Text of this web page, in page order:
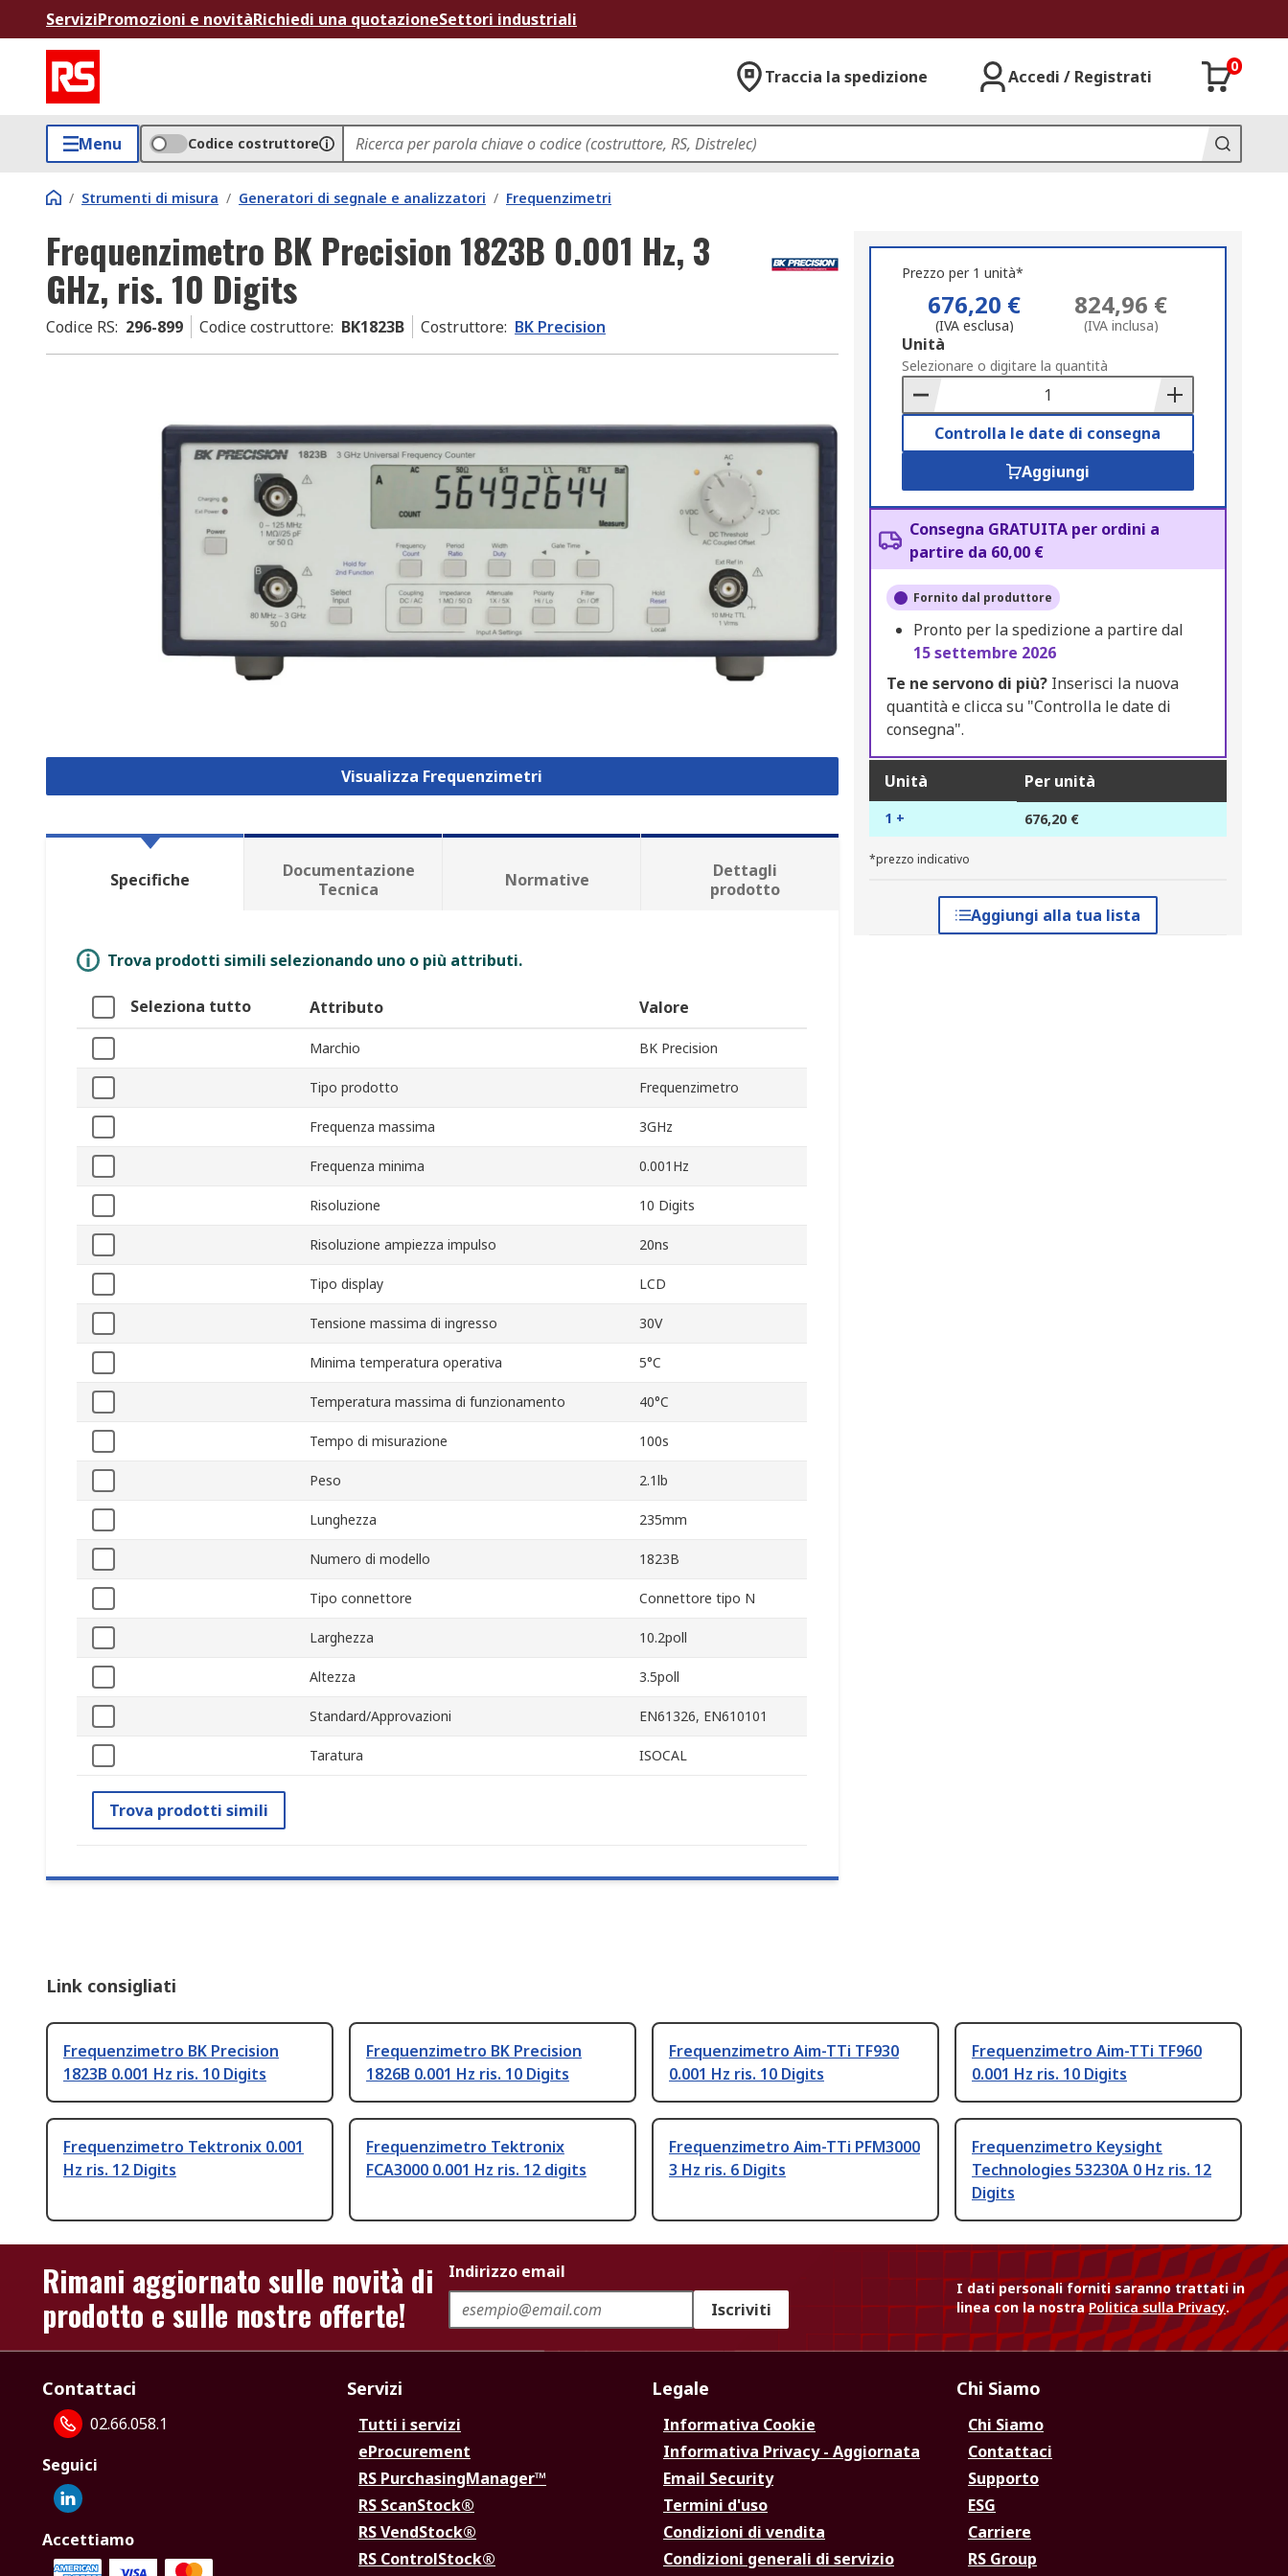
ServiziPromozioni e novitàRichiedi una quotazioneSettori industriali
Traccia la spedizione Accedi / Registrati
0
Menu Codice costruttore
/ Strumenti di misura / Generatori di segnale e analizzatori / Frequenzimetri
Frequenzimetro BK Precision 1823B 0.001 Hz, 3
GHz, ris. 10 Digits
Codice RS: 296-899 Codice costruttore: BK1823B Costruttore: BK Precision
Visualizza Frequenzimetri
Prezzo per 1 unità*
676,20 €
(IVA esclusa)
824,96 €
(IVA inclusa)
Add
to
Basket
Unità
Selezionare o digitare la quantità
Controlla le date di consegna
Aggiungi
Consegna GRATUITA per ordini a
partire da 60,00 €
Fornito dal produttore
Pronto per la spedizione a partire dal
15 settembre 2026
Te ne servono di più?Inserisci la nuova
quantità e clicca su "Controlla le date di
consegna".
Unità Per unità
1 + 676,20 €
*prezzo indicativo
Aggiungi alla tua lista
Specifiche
Documentazione
Tecnica
Normative
Dettagli
prodotto
Trova prodotti simili selezionando uno o più attributi.
Seleziona tutto Attributo Valore
Marchio BK Precision
Tipo prodotto Frequenzimetro
Frequenza massima 3GHz
Frequenza minima 0.001Hz
Risoluzione 10 Digits
Risoluzione ampiezza impulso 20ns
Tipo display LCD
Tensione massima di ingresso 30V
Minima temperatura operativa 5°C
Temperatura massima di funzionamento 40°C
Tempo di misurazione 100s
Peso 2.1lb
Lunghezza 235mm
Numero di modello 1823B
Tipo connettore Connettore tipo N
Larghezza 10.2poll
Altezza 3.5poll
Standard/Approvazioni EN61326, EN610101
Taratura ISOCAL
Trova prodotti simili
Link consigliati
Frequenzimetro BK Precision
1823B 0.001 Hz ris. 10 Digits
Frequenzimetro BK Precision
1826B 0.001 Hz ris. 10 Digits
Frequenzimetro Aim-TTi TF930
0.001 Hz ris. 10 Digits
Frequenzimetro Aim-TTi TF960
0.001 Hz ris. 10 Digits
Frequenzimetro Tektronix 0.001
Hz ris. 12 Digits
Frequenzimetro Tektronix
FCA3000 0.001 Hz ris. 12 digits
Frequenzimetro Aim-TTi PFM3000
3 Hz ris. 6 Digits
Frequenzimetro Keysight
Technologies 53230A 0 Hz ris. 12
Digits
Rimani aggiornato sulle novità di
prodotto e sulle nostre offerte!
Indirizzo email
Iscriviti
I dati personali forniti saranno trattati in
linea con la nostraPolitica sulla Privacy.
Contattaci
02.66.058.1
Seguici
Accettiamo
Servizi
Tutti i servizi
eProcurement
RS PurchasingManager™
RS ScanStock®
RS VendStock®
RS ControlStock®
Legale
Informativa Cookie
Informativa Privacy - Aggiornata
Email Security
Termini d'uso
Condizioni di vendita
Condizioni generali di servizio
Chi Siamo
Chi Siamo
Contattaci
Supporto
ESG
Carriere
RS Group